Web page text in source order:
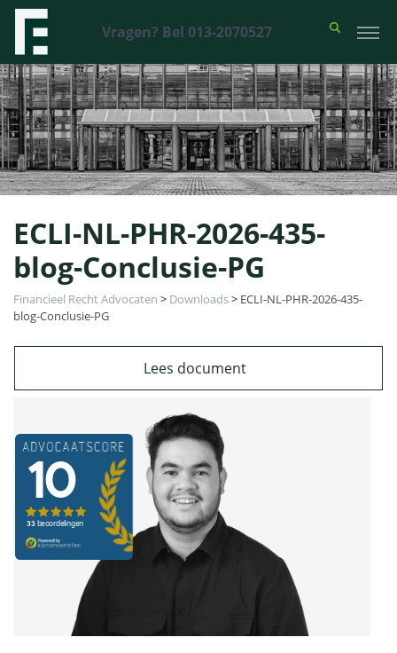
Vragen? Bel 013-2070527
ECLI-NL-PHR-2026-435-
blog-Conclusie-PG
Financieel Recht Advocaten > Downloads> ECLI-NL-PHR-2026-435-
blog-Conclusie-PG
Lees document